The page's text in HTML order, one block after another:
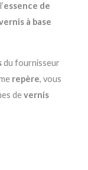
essence de
à base
du fournisseur
repère, vous
devernis